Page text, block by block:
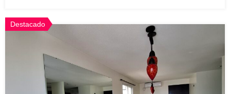
Destacado